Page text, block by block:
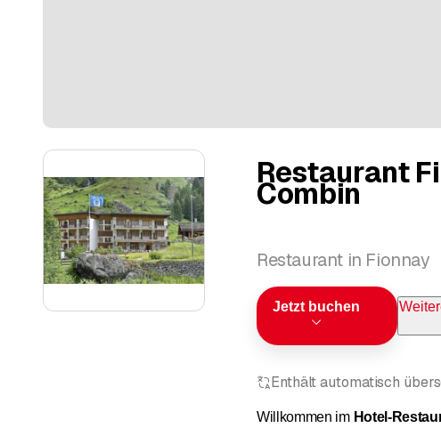
Restaurant
Combin
Restaurant in Fionnay
Jetzt buchen
Enthält automatisch
Willkommen imHotel-